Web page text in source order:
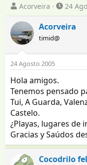
I
n
i
c
i
a
d
o
r
d
e
t
e
m
a
Acorveira
F
e
c
d
i
i
c
24
Acorveira
timid@
24 Agosto 2005
Hola amigos.
Tenemos pensado
Tui, A Guarda,
Castelo.
¿Playas, lugares de
Gracias y Saúdos
Cocodrilo